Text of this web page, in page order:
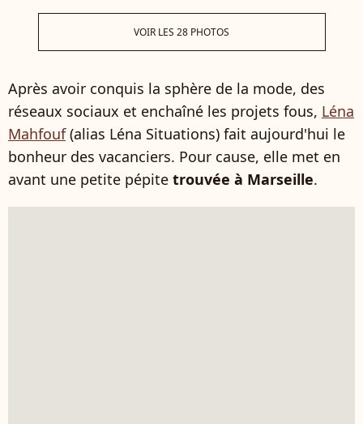
VOIR LES 28 PHOTOS
Après avoir conquis la sphère de la mode, des
réseaux sociaux et enchaîné les projets fous, Léna
Mahfouf(alias Léna Situations) fait aujourd'hui le
bonheur des vacanciers. Pour cause, elle met en
avant une petite pépite trouvée à Marseille.